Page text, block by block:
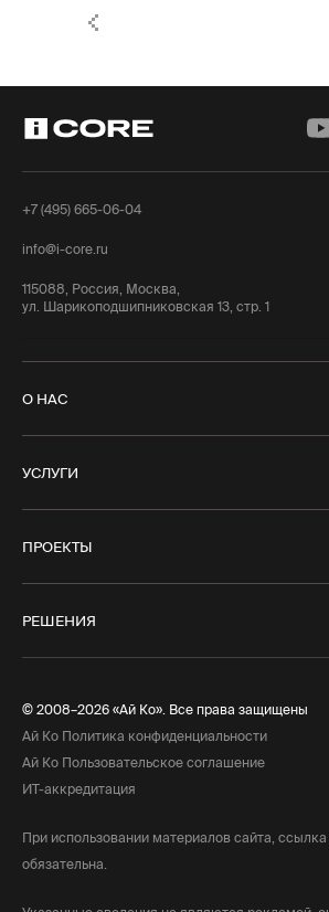
+7 (495) 665-06-04
info@i-core.ru
115088, Россия, Москва,
ул. Шарикоподшипниковская 13, стр. 1
О НАС
УСЛУГИ
ПРОЕКТЫ
РЕШЕНИЯ
© 2008–2026 «Ай Ко». Все права защищены
Ай Ко Политика конфиденциальности
Ай Ко Пользовательское соглашение
ИТ-аккредитация
При использовании материалов сайта,
обязательна.